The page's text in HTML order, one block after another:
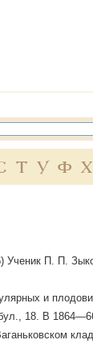
Т У Ф Х
П. П.
и
18. В